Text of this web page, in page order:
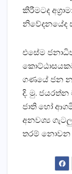
කිරීමටද
නිවේදනයේද
එසේම
ගණයේ ජන
දි. මු.
ජාති හෝ
අනවශ්‍ය
තරම් නොවන